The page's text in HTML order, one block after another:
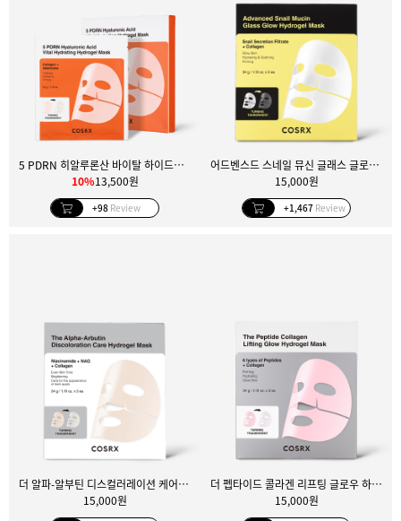
5 PDRN 히알루론산 바이탈 하이드레이팅 하이드로겔 마스크
10%13,500원
+98 Review
어드벤스드 스네일 뮤신 글래스 글로우 하이드로겔 마스크 3매입
15,000원
+1,467 Review
더 알파-알부틴 디스컬러레이션 케어 하이드로겔 마스크 3매입
15,000원
더 펩타이드 콜라겐 리프팅 글로우 하이드로겔 마스크 3매입
15,000원